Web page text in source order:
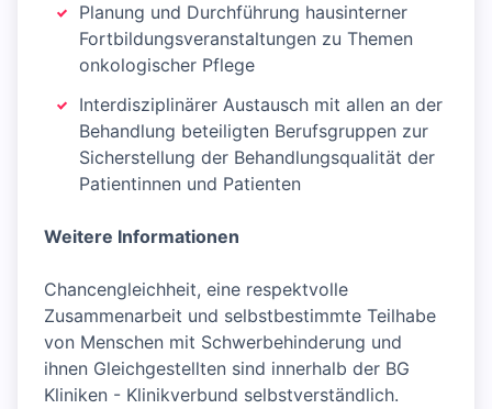
Planung und Durchführung hausinterner
Fortbildungsveranstaltungen zu Themen
onkologischer Pflege
Interdisziplinärer Austausch mit allen an der
Behandlung beteiligten Berufsgruppen zur
Sicherstellung der Behandlungsqualität der
Patientinnen und Patienten
Weitere Informationen
Chancengleichheit, eine respektvolle
Zusammenarbeit und selbstbestimmte Teilhabe
von Menschen mit Schwerbehinderung und
ihnen Gleichgestellten sind innerhalb der BG
Kliniken - Klinikverbund selbstverständlich.